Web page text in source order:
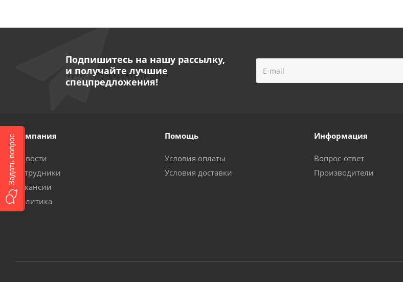
Подпишитесь на нашу рассылку,
и получайте лучшие
спецпредложения!
Компания
Новости
Сотрудники
Вакансии
Политика
Помощь
Условия оплаты
Условия доставки
Информация
Вопрос-ответ
Производители
Задать вопрос